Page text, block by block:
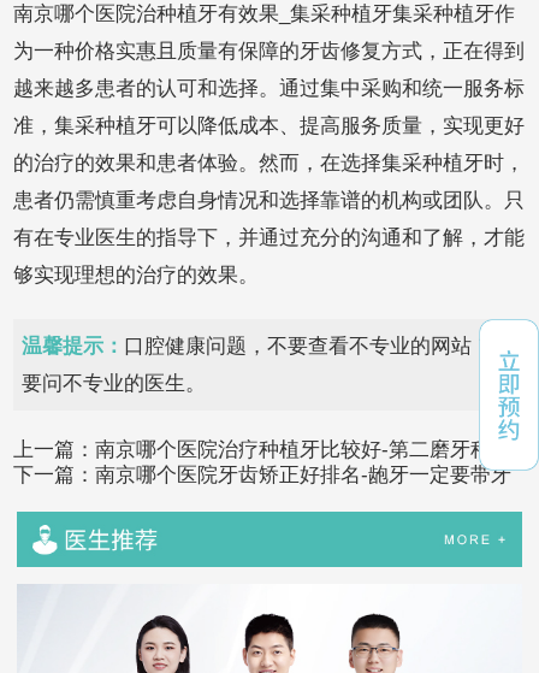
南京哪个医院治种植牙有效果_集采种植牙集采种植牙作
为一种价格实惠且质量有保障的牙齿修复方式，正在得到
越来越多患者的认可和选择。通过集中采购和统一服务标
准，集采种植牙可以降低成本、提高服务质量，实现更好
的治疗的效果和患者体验。然而，在选择集采种植牙时，
患者仍需慎重考虑自身情况和选择靠谱的机构或团队。只
有在专业医生的指导下，并通过充分的沟通和了解，才能
够实现理想的治疗的效果。
温馨提示： 口腔健康问题，不要查看不专业的网站，不
要问不专业的医生。
上一篇：南京哪个医院治疗种植牙比较好-第二磨牙种植
牙多少钱
下一篇：南京哪个医院牙齿矫正好排名-龅牙一定要带牙